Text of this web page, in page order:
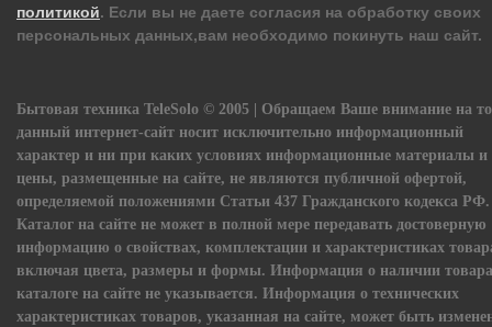
политикой. Если вы не даете согласия на обработку своих
персональных данных,вам необходимо покинуть наш сайт.
Бытовая техника TeleSolo © 2005 | Обращаем Ваше внимание на
данный интернет-сайт носит исключительно информационный
характер и ни при каких условиях информационные материалы и
цены, размещенные на сайте, не являются публичной офертой,
определяемой положениями Статьи 437 Гражданского кодекса РФ.
Каталог на сайте не может в полной мере передавать достоверную
информацию о свойствах, комплектации и характеристиках
включая цвета, размеры и формы. Информация о наличии
каталоге на сайте не указывается. Информация о технических
характеристиках товаров, указанная на сайте, может быть